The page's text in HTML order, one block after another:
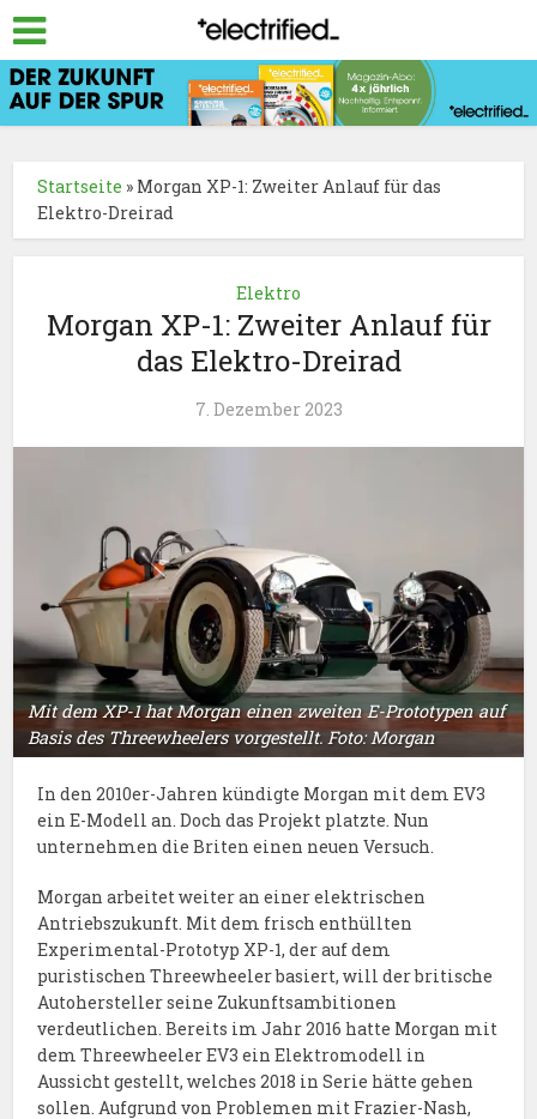
Startseite » Morgan XP-1: Zweiter Anlauf für das
Elektro-Dreirad
Elektro
Morgan XP-1: Zweiter Anlauf für
das Elektro-Dreirad
7. Dezember 2023
Mit dem XP-1 hat Morgan einen zweiten E-Prototypen auf
Basis des Threewheelers vorgestellt. Foto: Morgan
In den 2010er-Jahren kündigte Morgan mit dem EV3
ein E-Modell an. Doch das Projekt platzte. Nun
unternehmen die Briten einen neuen Versuch.
Morgan arbeitet weiter an einer elektrischen
Antriebszukunft. Mit dem frisch enthüllten
Experimental-Prototyp XP-1, der auf dem
puristischen Threewheeler basiert, will der britische
Autohersteller seine Zukunftsambitionen
verdeutlichen. Bereits im Jahr 2016 hatte Morgan mit
dem Threewheeler EV3 ein Elektromodell in
Aussicht gestellt, welches 2018 in Serie hätte gehen
sollen. Aufgrund von Problemen mit Frazier-Nash,